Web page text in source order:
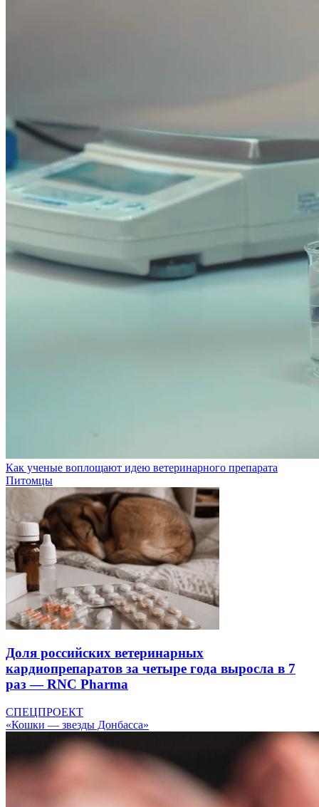
Как ученые воплощают идею ветеринарного препарата
Питомцы
Доля российских ветеринарных
кардиопрепаратов за четыре года выросла в 7
раз — RNC Pharma
СПЕЦПРОЕКТ
«Кошки — звезды Донбасса»